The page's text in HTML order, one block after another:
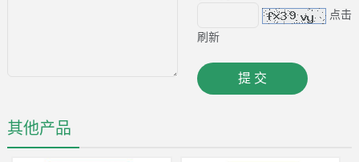
点击
刷新
其他产品